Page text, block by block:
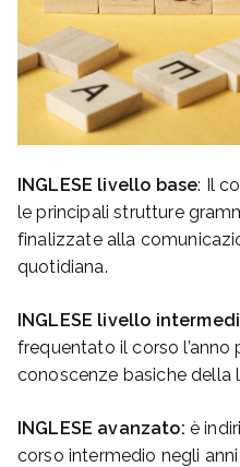
INGLESE livello base: Il
le principali strutture
finalizzate alla
quotidiana.
INGLESE livello
frequentato il corso l’anno
conoscenze basiche della
INGLESE avanzato: è
corso intermedio negli